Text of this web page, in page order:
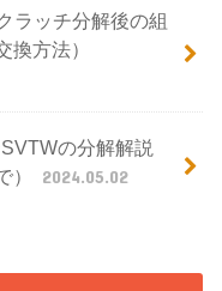
ラッチ分解後の組
換方法）
の分解解説
）
2024.05.02